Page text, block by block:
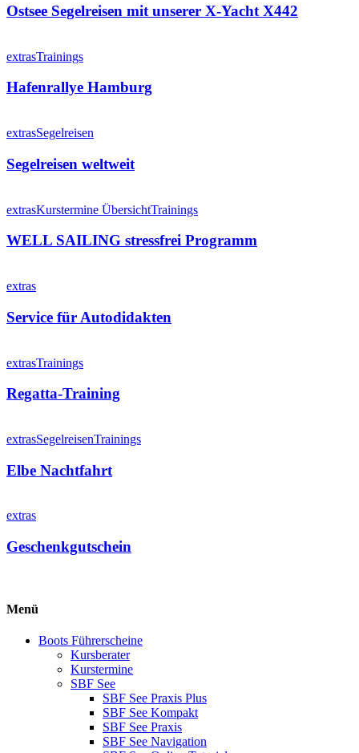
unserer
X-
X442
Ostsee Segelreisen mit unserer X-Yacht X442
Hamburg
extrasTrainings
Hafenrallye Hamburg
weltweit
extrasSegelreisen
Segelreisen weltweit
SAILING
Programm
extrasKurstermine ÜbersichtTrainings
WELL SAILING stressfrei Programm
für
extras
Service für Autodidakten
Training
extrasTrainings
Regatta-Training
Nachtfahrt
extrasSegelreisenTrainings
Elbe Nachtfahrt
extras
Geschenkgutschein
Menü
Boots Führerscheine
Kursberater
Kurstermine
SBF See
SBF See Praxis Plus
SBF See Kompakt
SBF See Praxis
SBF See Navigation